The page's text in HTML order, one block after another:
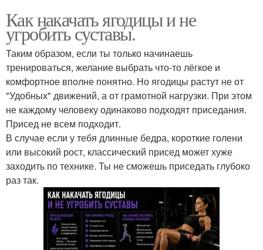
Как накачать ягодицы и не
угробить суставы.
Таким образом, если ты только начинаешь
тренироваться, желание выбрать что-то лёгкое и
комфортное вполне понятно. Но ягодицы растут не от
"Удобных" движений, а от грамотной нагрузки. При этом
не каждому человеку одинаково подходят приседания.
Присед не всем подходит.
В случае если у тебя длинные бедра, короткие голени
или высокий рост, классический присед может хуже
заходить по технике. Ты не сможешь приседать глубоко
раз так.